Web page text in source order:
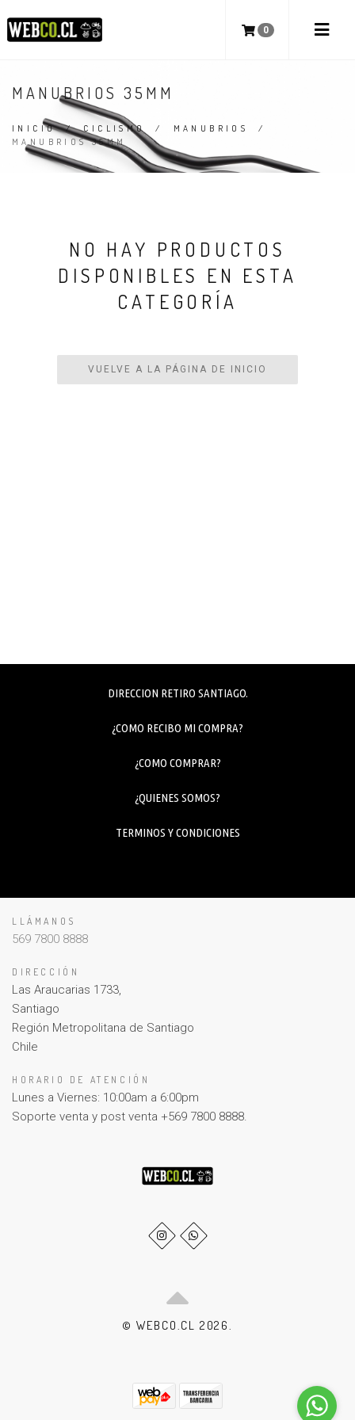
0
MANUBRIOS 35MM
INICIO/CICLISMO / MANUBRIOS
/
MANUBRIOS 35MM
NO HAY PRODUCTOS
DISPONIBLES EN ESTA
CATEGORÍA
VUELVE A LA PÁGINA DE INICIO
DIRECCION RETIRO SANTIAGO.
¿COMO RECIBO MI COMPRA?
¿COMO COMPRAR?
¿QUIENES SOMOS?
TERMINOS Y CONDICIONES
LLÁMANOS
569 7800 8888
DIRECCIÓN
Las Araucarias 1733,
Santiago
Región Metropolitana de Santiago
Chile
HORARIO DE ATENCIÓN
Lunes a Viernes: 10:00am a 6:00pm
Soporte venta y post venta +569 7800 8888.
© WEBCO.CL 2026.